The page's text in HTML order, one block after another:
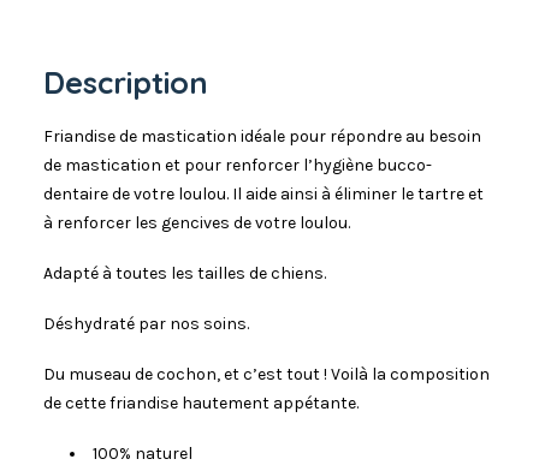
Description
Friandise de mastication idéale pour répondre au besoin
de mastication et pour renforcer l’hygiène bucco-
dentaire de votre loulou. Il aide ainsi à éliminer le tartre et
à renforcer les gencives de votre loulou.
Adapté à toutes les tailles de chiens.
Déshydraté par nos soins.
Du museau de cochon, et c’est tout ! Voilà la composition
de cette friandise hautement appétante.
100% naturel